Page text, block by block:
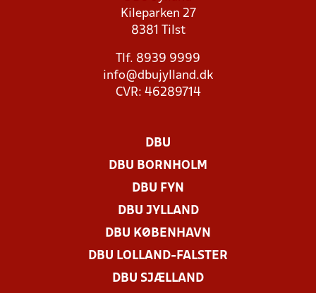
Kileparken 27
8381 Tilst
Tlf. 8939 9999
info@dbujylland.dk
CVR: 46289714
DBU
DBU BORNHOLM
DBU FYN
DBU JYLLAND
DBU KØBENHAVN
DBU LOLLAND-FALSTER
DBU SJÆLLAND